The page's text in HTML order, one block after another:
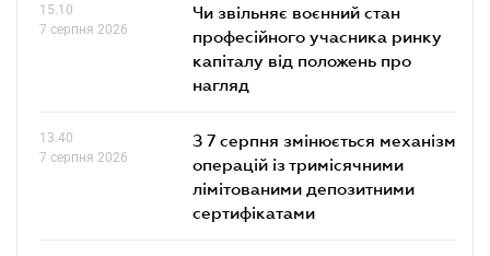
15.10
7 серпня 2026
Чи звільняє воєнний стан
професійного учасника ринку
капіталу від положень про
нагляд
13.40
7 серпня 2026
З 7 серпня змінюється механізм
операцій із тримісячними
лімітованими депозитними
сертифікатами